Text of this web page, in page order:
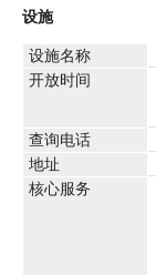
设施
设施名称
开放时间
查询电话
地址
核心服务